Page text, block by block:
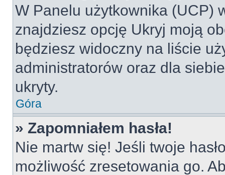
W Panelu użytkownika (UCP)
znajdziesz opcję Ukryj moją
będziesz widoczny na liście
administratorów oraz dla
ukryty.
Góra
» Zapomniałem hasła!
Nie martw się! Jeśli twoje
możliwość zresetowania go.